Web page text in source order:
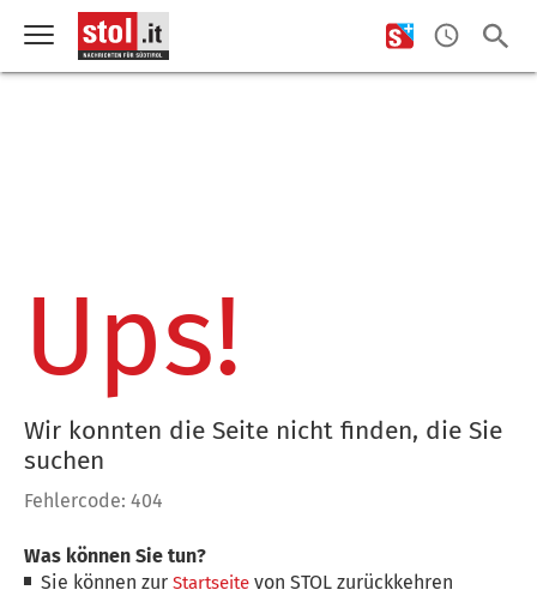
Ups!
Wir konnten die Seite nicht finden, die Sie
suchen
Fehlercode: 404
Was können Sie tun?
Sie können zurStartseite von STOL zurückkehren